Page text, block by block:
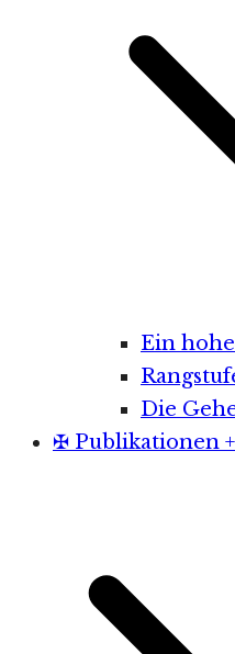
Ein
Die
✠ Publikationen